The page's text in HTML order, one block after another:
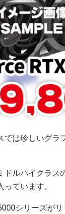
では珍しいグラ
ドルハイクラス
ています。
シリーズが